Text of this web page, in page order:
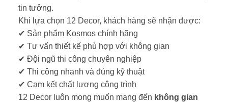
tin tưởng.
Khi lựa chọn 12 Decor, khách hàng sẽ nhận được:
✔ Sản phẩm Kosmos chính hãng
✔ Tư vấn thiết kế phù hợp với không gian
✔ Đội ngũ thi công chuyên nghiệp
✔ Thi công nhanh và đúng kỹ thuật
✔ Cam kết chất lượng công trình
12 Decor luôn mong muốn mang đến không gian